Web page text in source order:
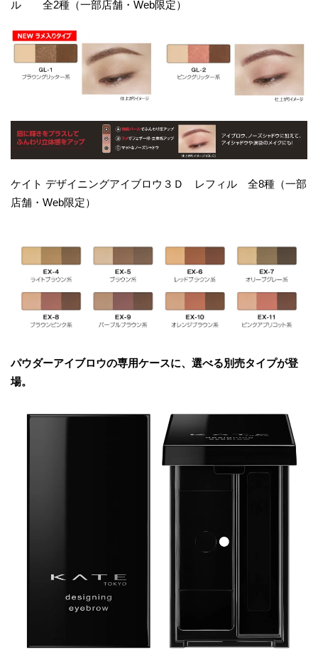
ル 全2種（一部店舗・Web限定）
ケイト デザイニングアイブロウ３Ｄ レフィル 全8種（一部
店舗・Web限定）
パウダーアイブロウの専用ケースに、選べる別売タイプが登
場。